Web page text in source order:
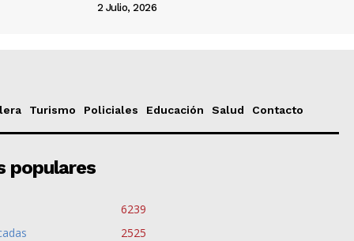
2 Julio, 2026
Turismo Policiales Educación Salud Contacto
populares
6239
2525